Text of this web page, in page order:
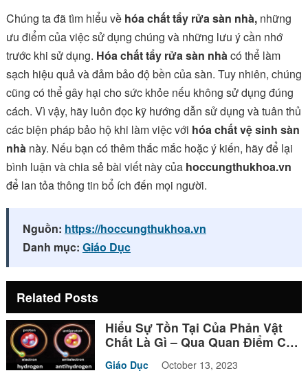
Chúng ta đã tìm hiểu vềhóa chất tẩy rửa sàn nhà,những
ưu điểm của việc sử dụng chúng và những lưu ý cần nhớ
trước khi sử dụng. Hóa chất tẩy rửa sàn nhàcó thể làm
sạch hiệu quả và đảm bảo độ bền của sàn. Tuy nhiên, chúng
cũng có thể gây hại cho sức khỏe nếu không sử dụng đúng
cách. Vì vậy, hãy luôn đọc kỹ hướng dẫn sử dụng và tuân thủ
các biện pháp bảo hộ khi làm việc với hóa chất vệ sinh sàn
nhànày. Nếu bạn có thêm thắc mắc hoặc ý kiến, hãy để lại
bình luận và chia sẻ bài viết này của hoccungthukhoa.vn
để lan tỏa thông tin bổ ích đến mọi người.
Nguồn: https://hoccungthukhoa.vn
Danh mục: Giáo Dục
Related Posts
Hiểu Sự Tồn Tại Của Phản Vật
Chất Là Gì – Qua Quan Điểm Của
Giáo Dục October 13, 2023